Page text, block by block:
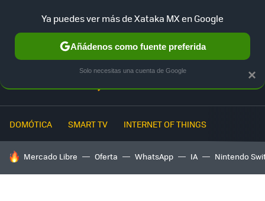
DOMÓTICA SMART TV INTERNET OF THINGS
HOY SE HABLA DE
Mercado Libre Oferta WhatsApp IA Nintendo
×
Ya puedes ver más de Xataka MX en Google
Añádenos como fuente preferida
Solo necesitas una cuenta de Google